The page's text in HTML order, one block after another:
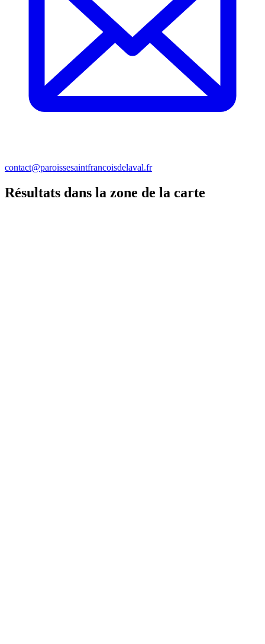
contact@paroissesaintfrancoisdelaval.fr
Résultats dans la zone de la carte